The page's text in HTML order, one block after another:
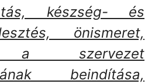
készség- és
önismeret,
a szervezet
beindítása,